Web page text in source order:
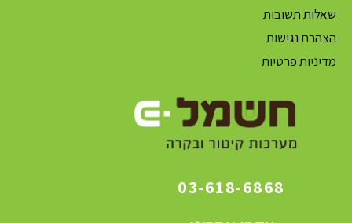
שאלות תשובות
הצהרת נגישות
מדיניות פרטיות
03-618-6868